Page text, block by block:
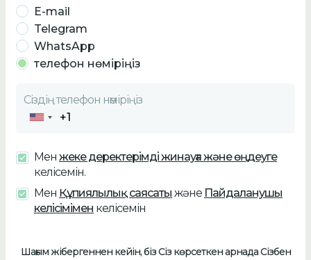
E-mail
Telegram
WhatsApp
телефон нөміріңіз
Сіздіңтелефон нөміріңіз
Мен жеке деректерімді жинауға және өңдеуге
келісемін.
Мен Құпиялылық саясаты және Пайдаланушы
келісімімен келісемін
Шағым жібергеннен кейін, біз Сіз көрсеткен арнада Cізбен